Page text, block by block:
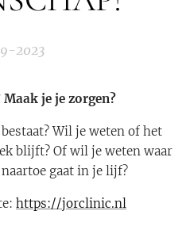
2023
je je zorgen?
Wil je weten of het
blijft? Of wil je weten waar
gaat in je lijf?
https://jorclinic.nl